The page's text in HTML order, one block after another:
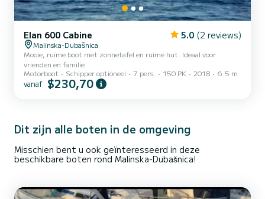
Elan 600 Cabine 5.0 (2 reviews)
Malinska-Dubašnica
Mooie, ruime boot met zonnetafel en ruime hut. Ideaal voor
vrienden en familie
Motorboot
Schipper optioneel 7 pers. 150 PK 2018 6.5 m
vanaf $230,70
Dit zijn alle boten in de omgeving
Misschien bent u ook geïnteresseerd in deze
beschikbare boten rond Malinska-Dubašnica!